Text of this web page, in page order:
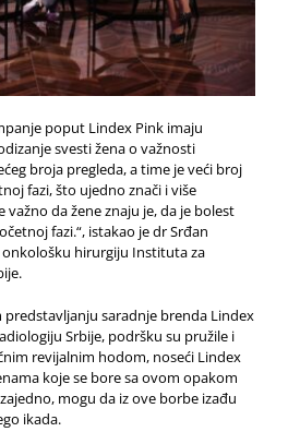
poput Lindex Pink imaju
svesti žena o važnosti
broja pregleda, a time je veći broj
fazi, što ujedno znači i više
važno da žene znaju je, da je bolest
fazi.“, istakao je dr Srđan
onkološku hirurgiju Instituta za
saradnje brenda Lindex
Srbije, podršku su pružile i
revijalnim hodom, noseći Lindex
koje se bore sa ovom opakom
mogu da iz ove borbe izađu
ikada.